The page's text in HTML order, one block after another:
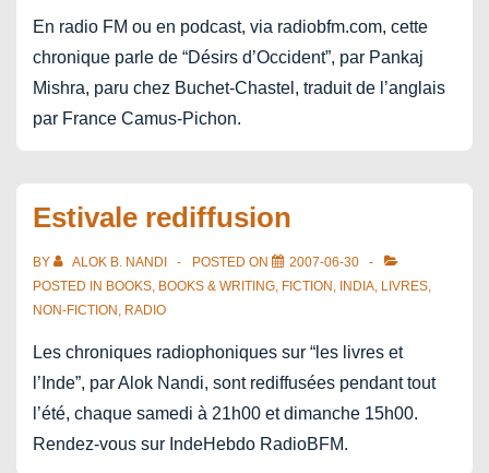
En radio FM ou en podcast, via radiobfm.com, cette
chronique parle de “Désirs d’Occident”, par Pankaj
Mishra, paru chez Buchet-Chastel, traduit de l’anglais
par France Camus-Pichon.
Estivale rediffusion
BY ALOK B. NANDI POSTED ON
2007-06-30
POSTED IN BOOKS, BOOKS & WRITING, FICTION , INDIA, LIVRES,
NON-FICTION , RADIO
Les chroniques radiophoniques sur “les livres et
l’Inde”, par Alok Nandi, sont rediffusées pendant tout
l’été, chaque samedi à 21h00 et dimanche 15h00.
Rendez-vous sur IndeHebdo RadioBFM.